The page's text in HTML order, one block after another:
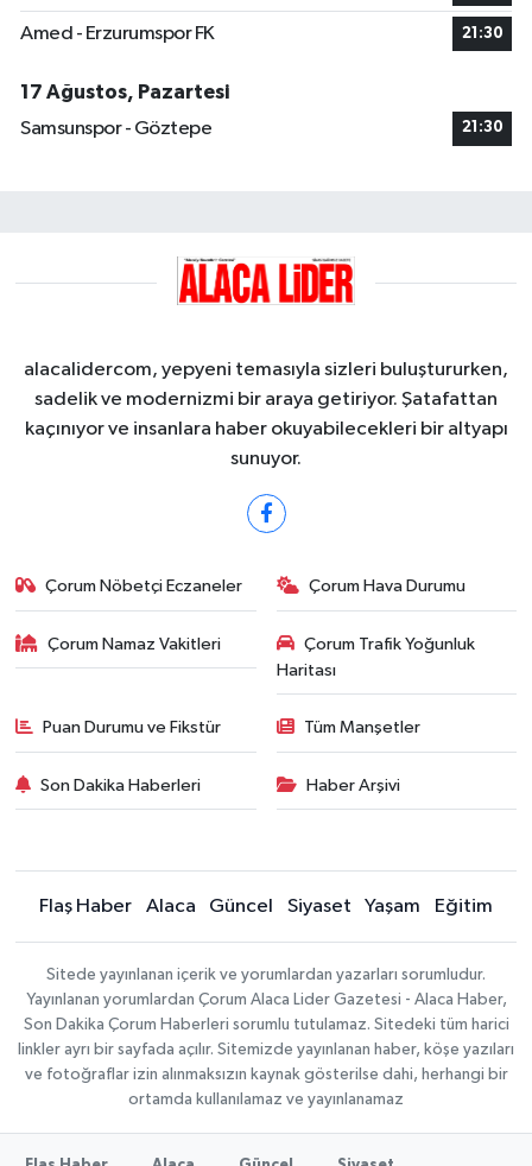
Amed - Erzurumspor FK 21:30
17 Ağustos, Pazartesi
Samsunspor - Göztepe
21:30
alacalidercom, yepyeni temasıyla sizleri buluştururken,
sadelik ve modernizmi bir araya getiriyor. Şatafattan
kaçınıyor ve insanlara haber okuyabilecekleri bir altyapı
sunuyor.
Çorum Nöbetçi Eczaneler Çorum Hava Durumu
Çorum Namaz Vakitleri
Çorum Trafik Yoğunluk
Haritası
Puan Durumu ve Fikstür Tüm Manşetler
Son Dakika Haberleri Haber Arşivi
Flaş Haber Alaca Güncel Siyaset Yaşam Eğitim
Sitede yayınlanan içerik ve yorumlardan yazarları sorumludur.
Yayınlanan yorumlardan Çorum Alaca Lider Gazetesi - Alaca Haber,
Son Dakika Çorum Haberleri sorumlu tutulamaz. Sitedeki tüm harici
linkler ayrı bir sayfada açılır. Sitemizde yayınlanan haber, köşe yazıları
ve fotoğraflar izin alınmaksızın kaynak gösterilse dahi, herhangi bir
ortamda kullanılamaz ve yayınlanamaz